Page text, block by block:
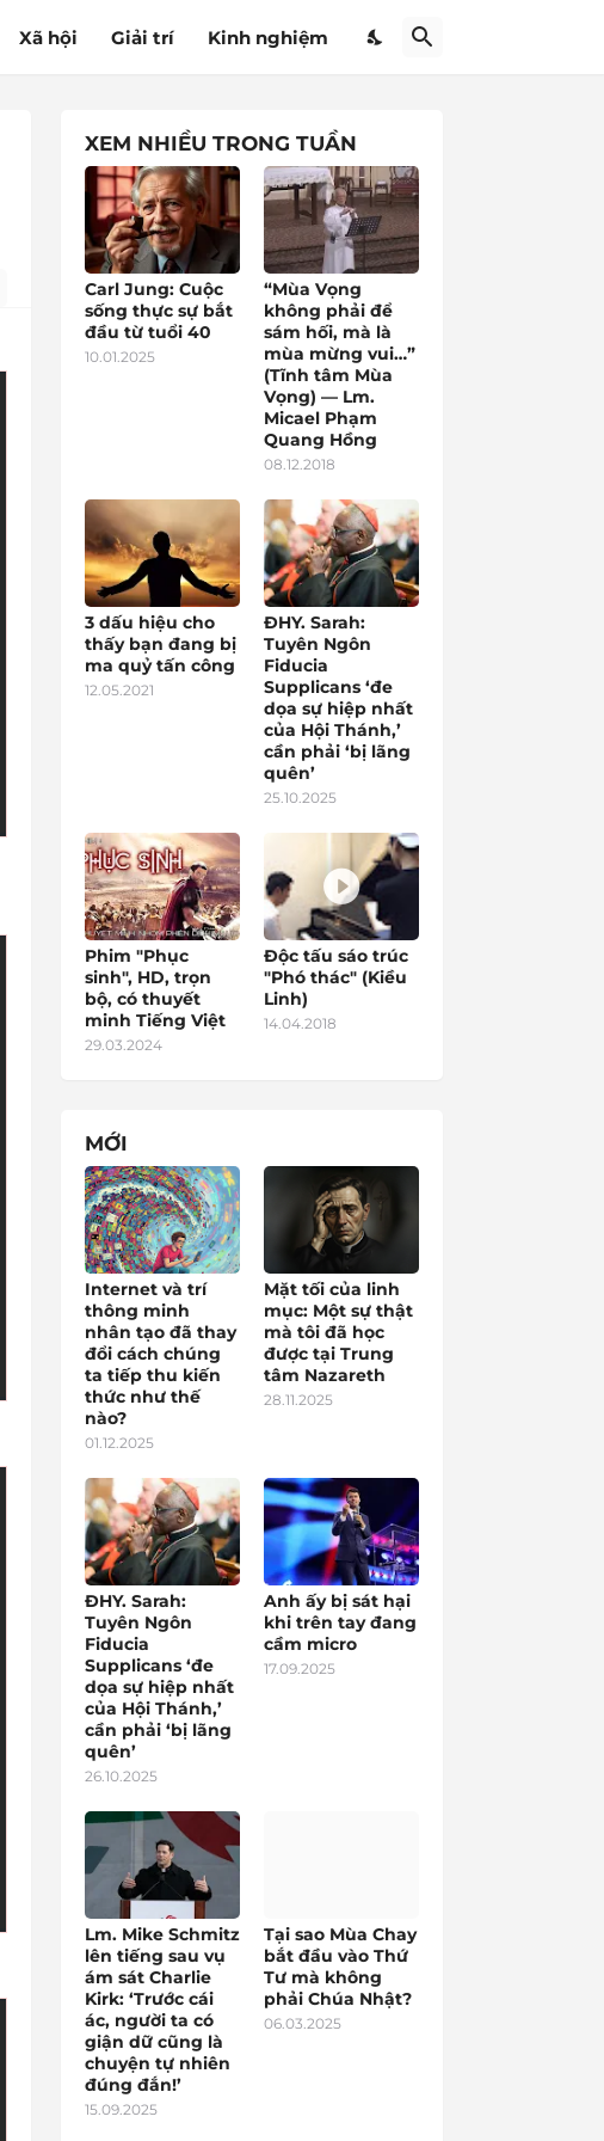
Xã hội Giải trí Kinh nghiệm
XEM NHIỀU TRONG TUẦN
Carl Jung: Cuộc
sống thực sự bắt
đầu từ tuổi 40
10.01.2025
“Mùa Vọng
không phải để
sám hối, mà là
mùa mừng vui…”
(Tĩnh tâm Mùa
Vọng) — Lm.
Micael Phạm
Quang Hồng
08.12.2018
3 dấu hiệu cho
thấy bạn đang bị
ma quỷ tấn công
12.05.2021
ĐHY. Sarah:
Tuyên Ngôn
Fiducia
Supplicans ‘đe
dọa sự hiệp nhất
của Hội Thánh,’
cần phải ‘bị lãng
quên’
25.10.2025
Phim "Phục
sinh", HD, trọn
bộ, có thuyết
minh Tiếng Việt
29.03.2024
Độc tấu sáo trúc
"Phó thác" (Kiều
Linh)
14.04.2018
MỚI
Internet và trí
thông minh
nhân tạo đã thay
đổi cách chúng
ta tiếp thu kiến
thức như thế
nào?
01.12.2025
Mặt tối của linh
mục: Một sự thật
mà tôi đã học
được tại Trung
tâm Nazareth
28.11.2025
ĐHY. Sarah:
Tuyên Ngôn
Fiducia
Supplicans ‘đe
dọa sự hiệp nhất
của Hội Thánh,’
cần phải ‘bị lãng
quên’
26.10.2025
Anh ấy bị sát hại
khi trên tay đang
cầm micro
17.09.2025
Lm. Mike Schmitz
lên tiếng sau vụ
ám sát Charlie
Kirk: ‘Trước cái
ác, người ta có
giận dữ cũng là
chuyện tự nhiên
đúng đắn!’
15.09.2025
Tại sao Mùa Chay
bắt đầu vào Thứ
Tư mà không
phải Chúa Nhật?
06.03.2025